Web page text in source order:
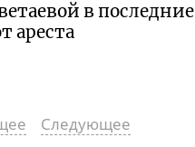
в последние
ареста
Следующее